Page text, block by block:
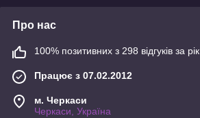
Про нас
100% позитивних з 298 відгуків за рік
Працює з 07.02.2012
м. Черкаси
Черкаси, Україна